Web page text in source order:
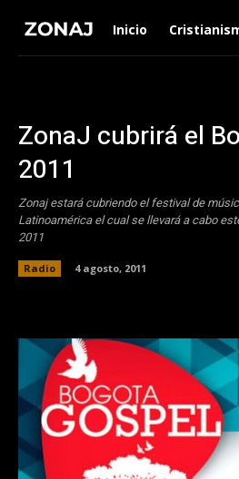
Inicio
ZonaJ cubrirá el
2011
Zonaj estará cubriendo el festival de
Latinoamérica el cual se llevará a cabo
2011
Radio
4 agosto, 2011